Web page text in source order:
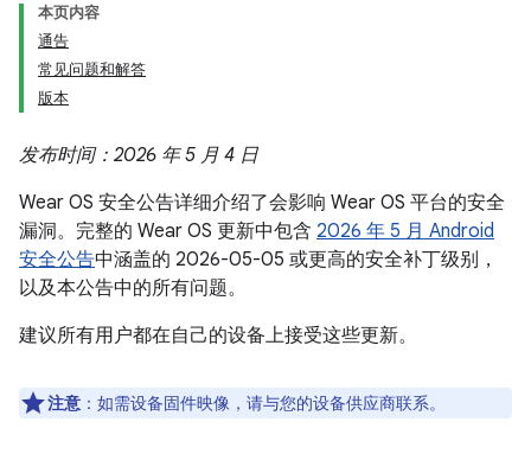
本页内容
通告
常见问题和解答
版本
发布时间：2026 年 5 月 4 日
Wear OS 安全公告详细介绍了会影响 Wear OS 平台的安全
漏洞。完整的 Wear OS 更新中包含 2026 年 5 月 Android
安全公告中涵盖的 2026-05-05 或更高的安全补丁级别，
以及本公告中的所有问题。
建议所有用户都在自己的设备上接受这些更新。
注意 ：如需设备固件映像，请与您的设备供应商联系。